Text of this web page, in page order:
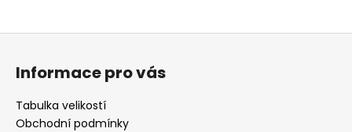
Z
Informace pro vás
Tabulka velikostí
Obchodní podmínky